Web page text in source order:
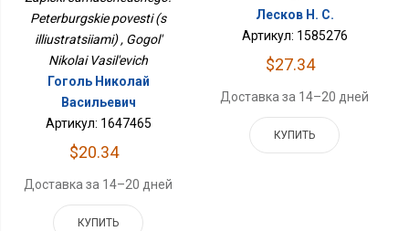
Peterburgskie povesti (s
illiustratsiiami) , Gogol'
Nikolai Vasil'evich
Гоголь Николай
Васильевич
Артикул: 1647465
$20.34
Доставка за 14–20 дней
КУПИТЬ
Лесков Н. С.
Артикул: 1585276
$27.34
Доставка за 14–20 дней
КУПИТЬ